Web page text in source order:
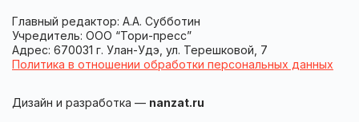
Главный редактор: А.А. Субботин
Учредитель: ООО “Тори-пресс”
Адрес: 670031 г. Улан-Удэ, ул. Терешковой, 7
Политика в отношении обработки персональных данных
Дизайн и разработка — nanzat.ru